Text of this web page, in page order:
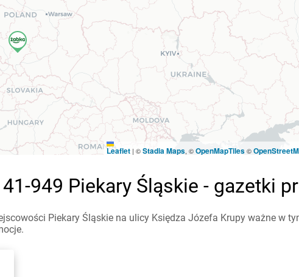
Leaflet | ©Stadia Maps, ©OpenMapTiles©
949 Piekary Śląskie - gazetki
Piekary Śląskie na ulicy Księdza Józefa Krupy ważne w